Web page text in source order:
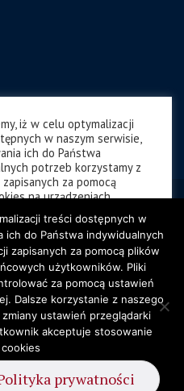
ZS nr 1 © 2005-2026
iż w celu optymalizacji
w naszym serwisie,
ich do Państwa
potrzeb korzystamy z
za pomocą
na urządzeniach
użytkowników. Pliki cookies
może kontrolować za
swojej przeglądarki
Dalsze korzystanie z
internetowego, bez
przeglądarki
oznacza, iż użytkownik
plików cookies
ciasteczek
treści dostępnych w
ich do Państwa indywidualnych
zapisanych za pomocą plików
użytkowników. Pliki
za pomocą ustawień
Dalsze korzystanie z naszego
ustawień przeglądarki
akceptuje stosowanie
prywatności